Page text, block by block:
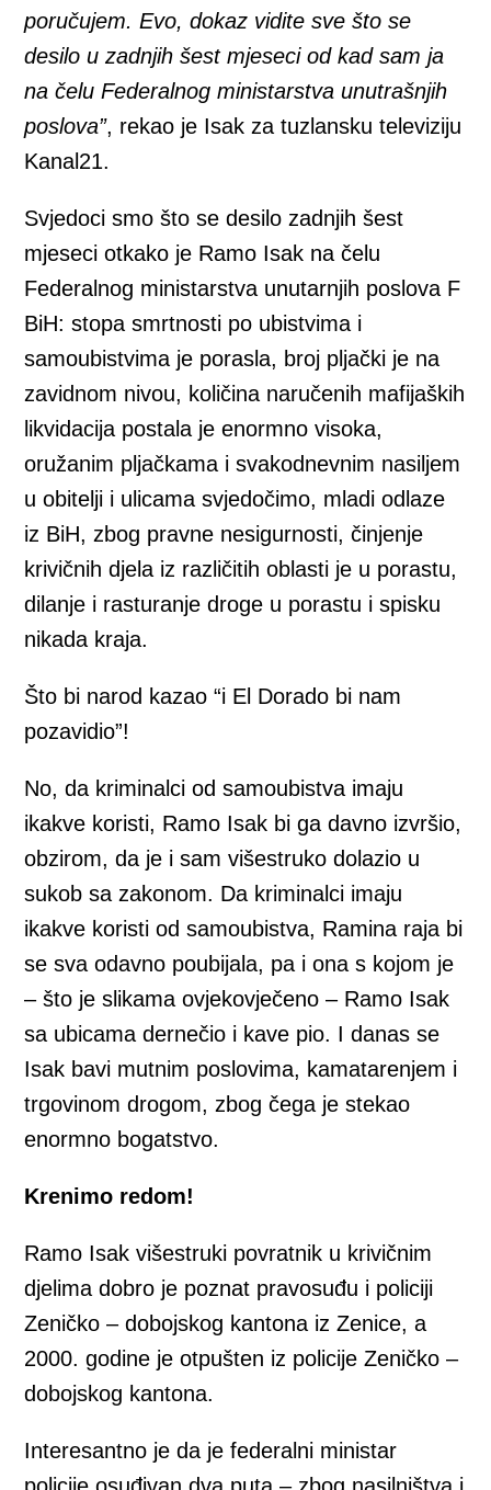
poručujem. Evo, dokaz vidite sve što se
desilo u zadnjih šest mjeseci od kad sam ja
na čelu Federalnog ministarstva unutrašnjih
poslova”, rekao je Isak za tuzlansku televiziju
Kanal21.
Svjedoci smo što se desilo zadnjih šest
mjeseci otkako je Ramo Isak na čelu
Federalnog ministarstva unutarnjih poslova F
BiH: stopa smrtnosti po ubistvima i
samoubistvima je porasla, broj pljački je na
zavidnom nivou, količina naručenih mafijaških
likvidacija postala je enormno visoka,
oružanim pljačkama i svakodnevnim nasiljem
u obitelji i ulicama svjedočimo, mladi odlaze
iz BiH, zbog pravne nesigurnosti, činjenje
krivičnih djela iz različitih oblasti je u porastu,
dilanje i rasturanje droge u porastu i spisku
nikada kraja.
Što bi narod kazao “i El Dorado bi nam
pozavidio”!
No, da kriminalci od samoubistva imaju
ikakve koristi, Ramo Isak bi ga davno izvršio,
obzirom, da je i sam višestruko dolazio u
sukob sa zakonom. Da kriminalci imaju
ikakve koristi od samoubistva, Ramina raja bi
se sva odavno poubijala, pa i ona s kojom je
– što je slikama ovjekovječeno – Ramo Isak
sa ubicama dernečio i kave pio. I danas se
Isak bavi mutnim poslovima, kamatarenjem i
trgovinom drogom, zbog čega je stekao
enormno bogatstvo.
Krenimo redom!
Ramo Isak višestruki povratnik u krivičnim
djelima dobro je poznat pravosuđu i policiji
Zeničko – dobojskog kantona iz Zenice, a
2000. godine je otpušten iz policije Zeničko –
dobojskog kantona.
Interesantno je da je federalni ministar